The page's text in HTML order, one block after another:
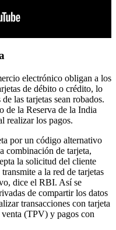
electrónico obligan a los
de débito o crédito, lo
las tarjetas sean robados.
de la Reserva de la India
realizar los pagos.
por un código alternativo
combinación de tarjeta,
la solicitud del cliente
a la red de tarjetas
dice el RBI. Así se
de compartir los datos
transacciones con tarjeta
(TPV) y pagos con